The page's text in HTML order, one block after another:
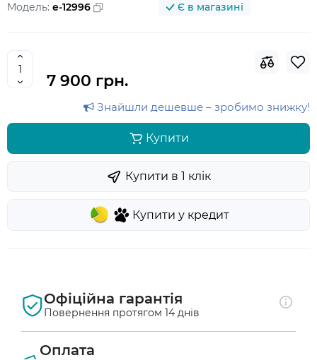
Модель: e-12996 Є в магазині
7 900 грн.
Знайшли дешевше – зробимо знижку!
Купити
Купити у кредит
Купити в 1 клiк
Офіційна гарантія
Повернення протягом 14 днів
Оплата